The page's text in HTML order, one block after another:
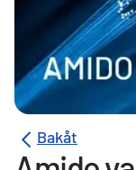
Bakåt